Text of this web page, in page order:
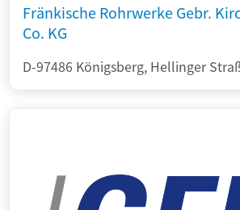
Fränkische Rohrwerke Gebr.
Co. KG
D-97486 Königsberg, Hellinger